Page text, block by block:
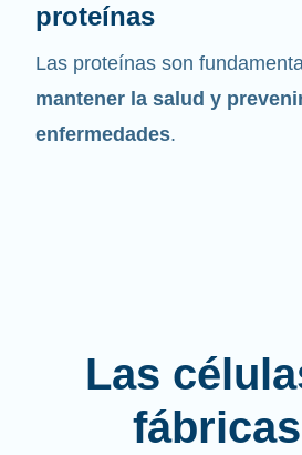
proteínas
Las proteínas son
mantener la salud y
enfermedades.
Las